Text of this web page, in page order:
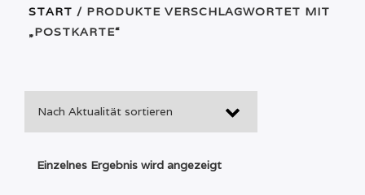
START / PRODUKTE VERSCHLAGWORTET MIT
„POSTKARTE“
Einzelnes Ergebnis wird angezeigt